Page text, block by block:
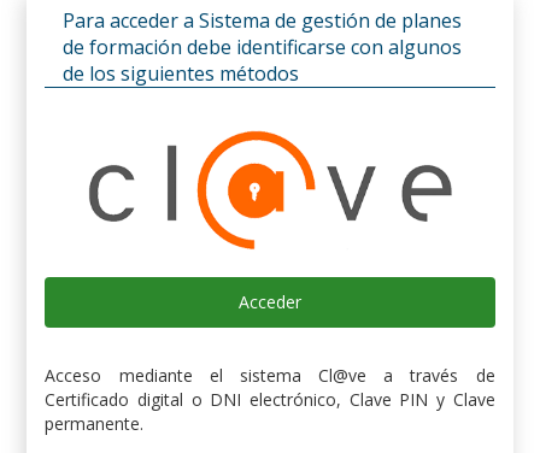
Para acceder a Sistema de gestión de planes
de formación debe identificarse con algunos
de los siguientes métodos
Acceder
Acceso mediante el sistema Cl@ve a través de
Certificado digital o DNI electrónico, Clave PIN y Clave
permanente.